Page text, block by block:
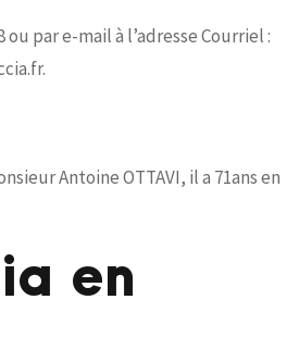
par e-mail à l’adresse Courriel :
Antoine OTTAVI, il a 71ans en
en